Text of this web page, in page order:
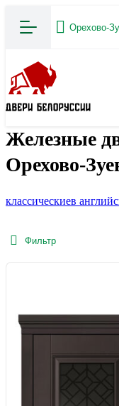
Орехово-
Железные
Орехово-
классическиев
Фильтр